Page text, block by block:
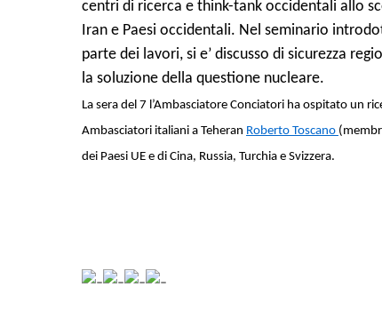
centri di ricerca e think-tank occidentali allo
Iran e Paesi occidentali. Nel seminario
parte dei lavori, si e’ discusso di sicurezza
la soluzione della questione nucleare.
La sera del 7 l’Ambasciatore Conciatori ha ospitato un
Ambasciatori italiani a Teheran Roberto Toscano
dei Paesi UE e di Cina, Russia, Turchia e Svizzera.